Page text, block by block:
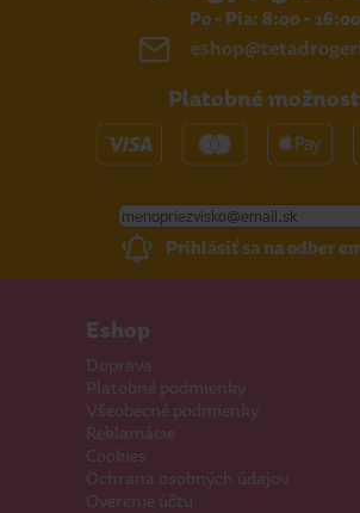
Po - Pia: 8:00 - 16:00
Platobné
Prihlásiť sa na odber
Eshop
Doprava
Platobné podmienky
Všeobecné podmienky
Reklamácie
Cookies
Ochrana osobných údajov
Overenie účtu